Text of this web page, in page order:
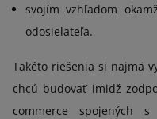
svojím vzhľadom
odosielateľa.
Takéto riešenia si najmä
chcú budovať imidž
commerce spojených